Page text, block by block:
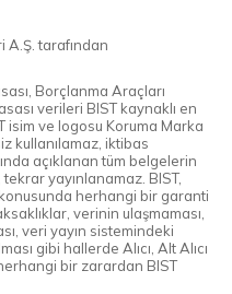
A.Ş. tarafından
Borçlanma Araçları
verileri BIST kaynaklı en
isim ve logosu Koruma Marka
kullanılamaz, iktibas
açıklanan tüm belgelerin
yayınlanamaz. BIST,
herhangi bir garanti
verinin ulaşmaması,
veri yayın sistemindeki
gibi hallerde Alıcı, Alt Alıcı
bir zarardan BIST